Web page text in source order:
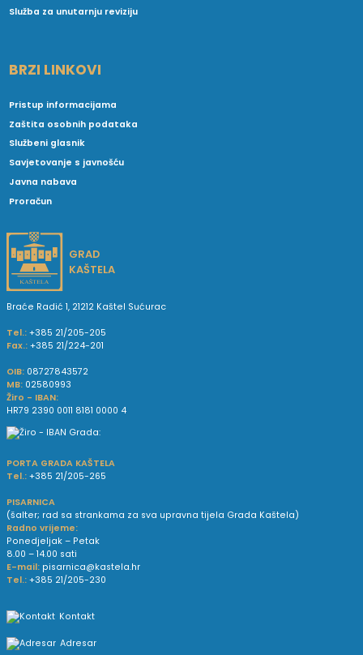
Služba za unutarnju reviziju
BRZI LINKOVI
Pristup informacijama
Zaštita osobnih podataka
Službeni glasnik
Savjetovanje s javnošću
Javna nabava
Proračun
GRAD
KAŠTELA
Braće Radić 1, 21212 Kaštel Sućurac
Tel.: +385 21/205-205
Fax.: +385 21/224-201
OIB: 08727843572
MB: 02580993
Žiro - IBAN:
HR79 2390 0011 8181 0000 4
PORTA GRADA KAŠTELA
Tel.: +385 21/205-265
PISARNICA
(šalter; rad sa strankama za sva upravna tijela Grada Kaštela)
Radno vrijeme:
Ponedjeljak – Petak
8.00 – 14.00 sati
E-mail: pisarnica@kastela.hr
Tel.: +385 21/205-230
Kontakt
Adresar